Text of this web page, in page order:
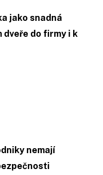
jako snadná
dveře do firmy i k
nemají